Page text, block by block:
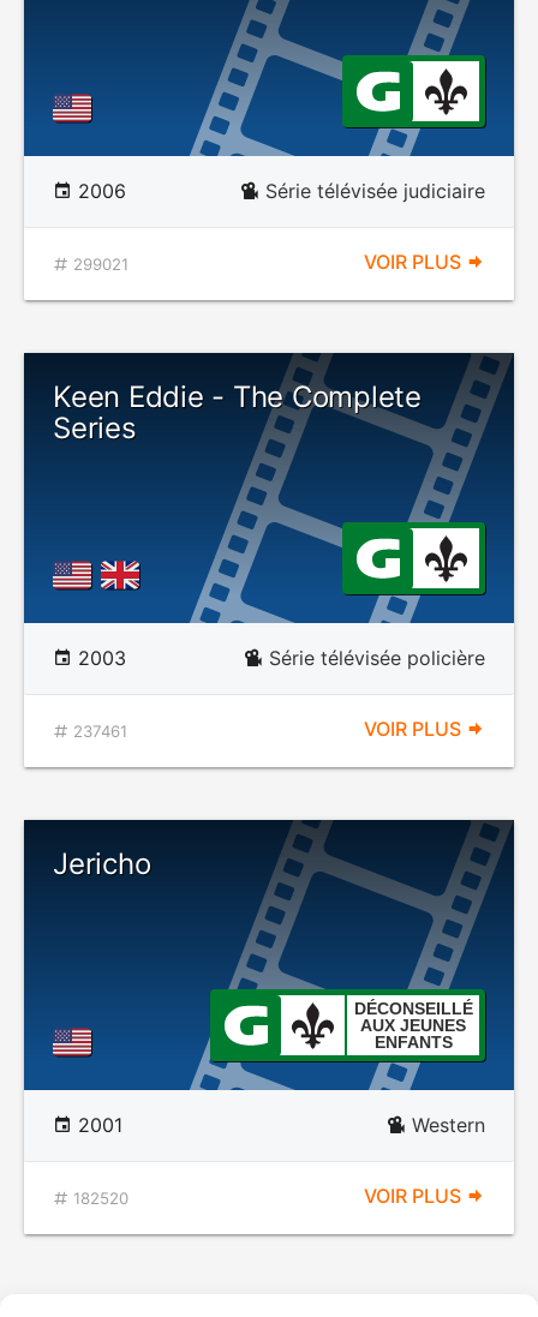
2006 Série télévisée judiciaire
299021 VOIR PLUS
Keen Eddie - The Complete
Series
2003 Série télévisée policière
237461 VOIR PLUS
Jericho
DÉCONSEILLÉ
AUX JEUNES
ENFANTS
2001 Western
182520 VOIR PLUS